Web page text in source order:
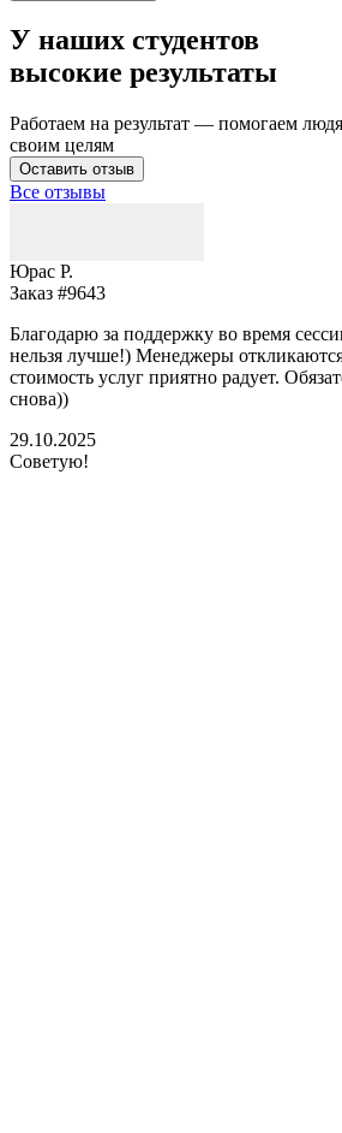
У наших студентов
высокие результаты
Работаем на результат — помогаем
своим целям
Оставить отзыв
Все отзывы
Юрас Р.
Заказ #9643
Благодарю за поддержку во время
нельзя лучше!) Менеджеры
стоимость услуг приятно радует.
снова))
29.10.2025
Советую!